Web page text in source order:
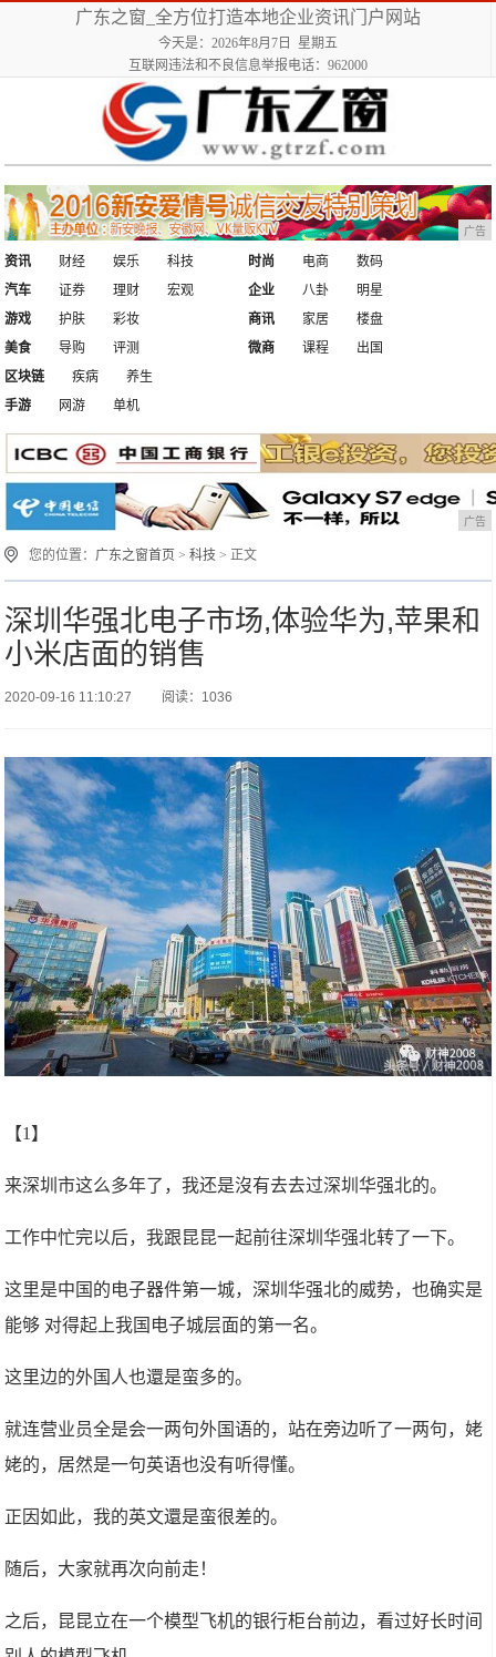
广东之窗_全方位打造本地企业资讯门户网站
今天是：2026年8月7日 星期五
互联网违法和不良信息举报电话：962000
广告
资讯 财经 娱乐
科技
汽车
证券 理财 宏观
时尚 电商
数码
企业
八卦
明星
游戏
护肤
彩妆
美食
导购 评测
商讯 家居
楼盘
微商
课程
出国
区块链
疾病
养生
手游
网游 单机
广告
您的位置： 广东之窗首页 >科技 > 正文
深圳华强北电子市场,体验华为,苹果和
小米店面的销售
2020-09-16 11:10:27 阅读：1036
【1】
来深圳市这么多年了，我还是沒有去去过深圳华强北的。
工作中忙完以后，我跟昆昆一起前往深圳华强北转了一下。
这里是中国的电子器件第一城，深圳华强北的威势，也确实是
能够 对得起上我国电子城层面的第一名。
这里边的外国人也還是蛮多的。
就连营业员全是会一两句外国语的，站在旁边听了一两句，姥
姥的，居然是一句英语也没有听得懂。
正因如此，我的英文還是蛮很差的。
随后，大家就再次向前走！
之后，昆昆立在一个模型飞机的银行柜台前边，看过好长时间